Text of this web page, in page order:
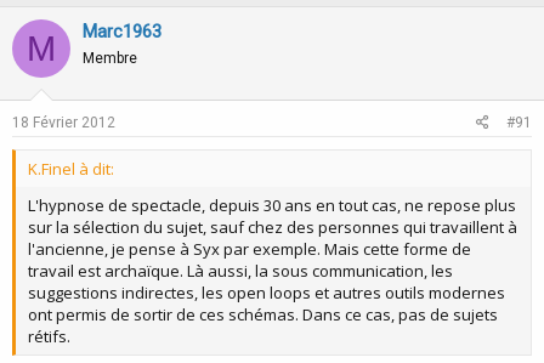
M Marc1963
Membre
18 Février 2012 #91
K.Finel à dit:
L'hypnose de spectacle, depuis 30 ans en tout cas, ne repose plus
sur la sélection du sujet, sauf chez des personnes qui travaillent à
l'ancienne, je pense à Syx par exemple. Mais cette forme de
travail est archaïque. Là aussi, la sous communication, les
suggestions indirectes, les open loops et autres outils modernes
ont permis de sortir de ces schémas. Dans ce cas, pas de sujets
rétifs.